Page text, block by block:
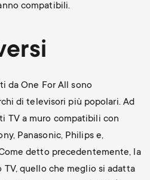
compatibili.
da One For All sono
di televisori più popolari. Ad
TV a muro compatibili con
Panasonic, Philips e,
detto precedentemente, la
quello che meglio si adatta